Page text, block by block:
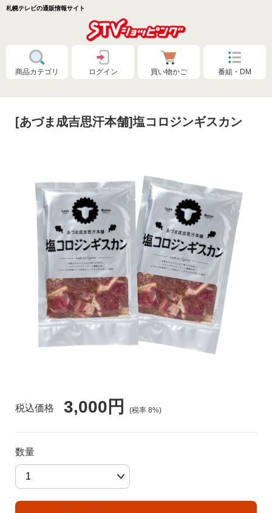
札幌テレビの通販情報サイト
商品カテゴリ
特別価格❗
食品🚚まとめ買いで送料無料（カタログ）
食品🚚グルメ直送便（カタログ）
河村通夫 考案❗（カタログ）
美容 健康
ログイン 買い物かご 番組・DM
トクセン❗どさんこ市場
どさんこ市場（金曜日）
どさんこくんグッズ
[あづま成吉思汗本舗]塩コロジンギスカン
税込価格 3,000円 (税率 8%)
数量